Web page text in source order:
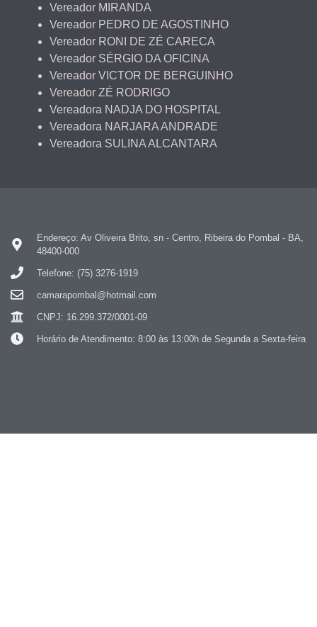
Vereador MIRANDA
Vereador PEDRO DE AGOSTINHO
Vereador RONI DE ZÉ CARECA
Vereador SÉRGIO DA OFICINA
Vereador VICTOR DE BERGUINHO
Vereador ZÉ RODRIGO
Vereadora NADJA DO HOSPITAL
Vereadora NARJARA ANDRADE
Vereadora SULINA ALCANTARA
Endereço: Av Oliveira Brito, sn - Centro, Ribeira do Pombal - BA,
48400-000
Telefone: (75) 3276-1919
camarapombal@hotmail.com
CNPJ: 16.299.372/0001-09
Horário de Atendimento: 8:00 às 13:00h de Segunda a Sexta-feira